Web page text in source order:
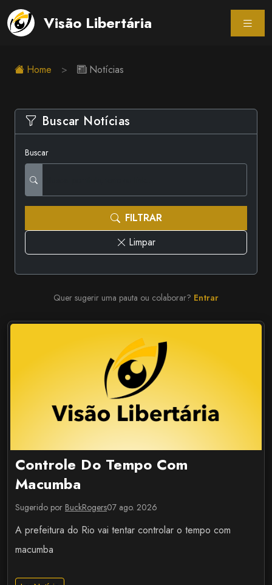
Visão Libertária
Home Notícias
Buscar Notícias
Buscar
FILTRAR
Limpar
Quer sugerir uma pauta ou colaborar? Entrar
Controle Do Tempo Com
Macumba
Sugerido por BuckRogers07 ago. 2026
A prefeitura do Rio vai tentar controlar o tempo com
macumba